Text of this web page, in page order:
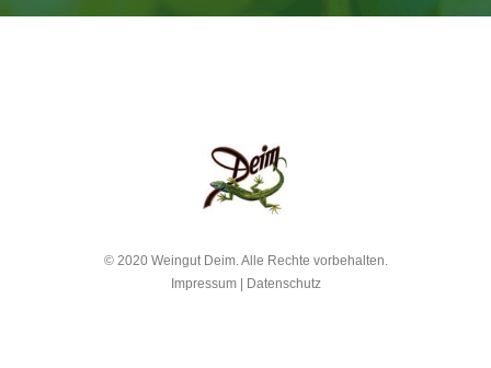
© 2020 Weingut Deim. Alle Rechte vorbehalten.
Impressum| Datenschutz